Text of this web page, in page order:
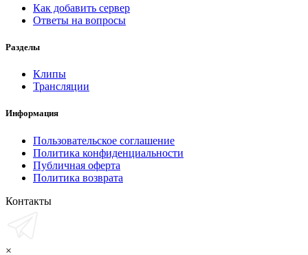
Как добавить сервер
Ответы на вопросы
Разделы
Клипы
Трансляции
Информация
Пользовательское соглашение
Политика конфиденциальности
Публичная оферта
Политика возврата
Контакты
×